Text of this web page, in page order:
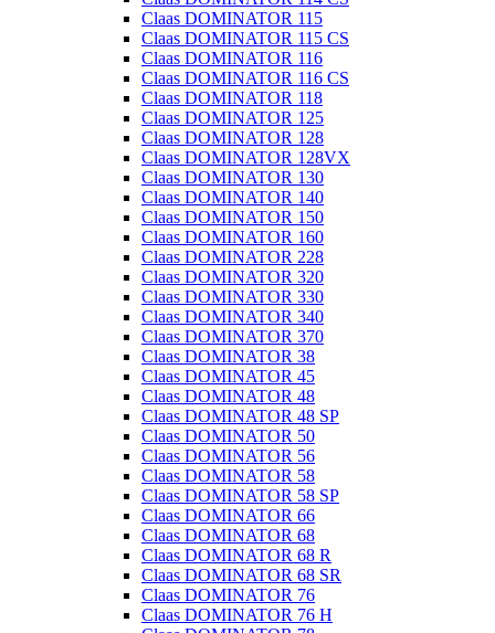
Claas DOMINATOR 115
Claas DOMINATOR 115 CS
Claas DOMINATOR 116
Claas DOMINATOR 116 CS
Claas DOMINATOR 118
Claas DOMINATOR 125
Claas DOMINATOR 128
Claas DOMINATOR 128VX
Claas DOMINATOR 130
Claas DOMINATOR 140
Claas DOMINATOR 150
Claas DOMINATOR 160
Claas DOMINATOR 228
Claas DOMINATOR 320
Claas DOMINATOR 330
Claas DOMINATOR 340
Claas DOMINATOR 370
Claas DOMINATOR 38
Claas DOMINATOR 45
Claas DOMINATOR 48
Claas DOMINATOR 48 SP
Claas DOMINATOR 50
Claas DOMINATOR 56
Claas DOMINATOR 58
Claas DOMINATOR 58 SP
Claas DOMINATOR 66
Claas DOMINATOR 68
Claas DOMINATOR 68 R
Claas DOMINATOR 68 SR
Claas DOMINATOR 76
Claas DOMINATOR 76 H